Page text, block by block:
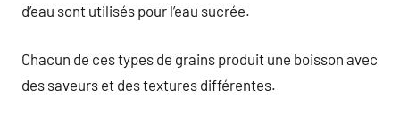
d’eau sont utilisés pour l’eau sucrée.
Chacun de ces types de grains produit une boisson avec
des saveurs et des textures différentes.